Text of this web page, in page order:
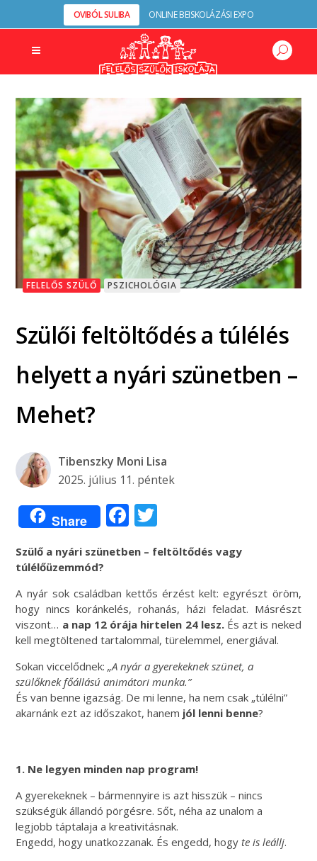
OVIBÓL SULIBA ONLINE BEISKOLÁZÁSI EXPO
FELELŐS SZÜLŐ PSZICHOLÓGIA
Szülői feltöltődés a túlélés
helyett a nyári szünetben –
Mehet?
Tibenszky Moni Lisa
2025. július 11. péntek
Share Facebook
Szülő a nyári szünetben – feltöltődés vagy
túlélőüzemmód?
A nyár sok családban kettős érzést kelt: egyrészt öröm,
hogy nincs koránkelés, rohanás, házi feladat. Másrészt
viszont… a nap 12 órája hirtelen 24 lesz.És azt is neked
kell megtöltened tartalommal, türelemmel, energiával.
Sokan viccelődnek:„A nyár a gyerekeknek szünet, a
szülőknek főállású animátori munka.”
És van benne igazság. De mi lenne, ha nem csak „túlélni”
akarnánk ezt az időszakot, hanem jól lenni benne?
1. Ne legyen minden nap program!
A gyerekeknek – bármennyire is azt hisszük – nincs
szükségük állandó pörgésre. Sőt, néha az unalom a
legjobb táptalaja a kreativitásnak.
Engedd, hogy unatkozzanak. És engedd, hogyte is leállj.